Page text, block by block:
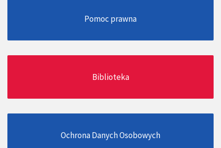
Pomoc prawna
Biblioteka
Ochrona Danych Osobowych